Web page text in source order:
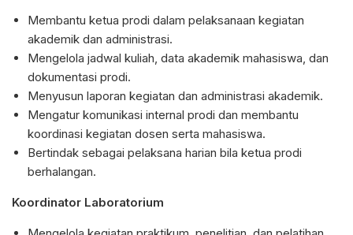
Membantu ketua prodi dalam pelaksanaan kegiatan
akademik dan administrasi.
Mengelola jadwal kuliah, data akademik mahasiswa, dan
dokumentasi prodi.
Menyusun laporan kegiatan dan administrasi akademik.
Mengatur komunikasi internal prodi dan membantu
koordinasi kegiatan dosen serta mahasiswa.
Bertindak sebagai pelaksana harian bila ketua prodi
berhalangan.
Koordinator Laboratorium